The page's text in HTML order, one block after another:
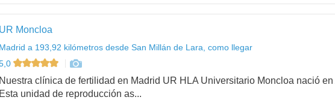
UR Moncloa
Madrid a 193,92 kilómetros desde San Millán de Lara, como llegar
Nuestra clínica de fertilidad en Madrid UR HLA Universitario Moncloa nació
Esta unidad de reproducción as...